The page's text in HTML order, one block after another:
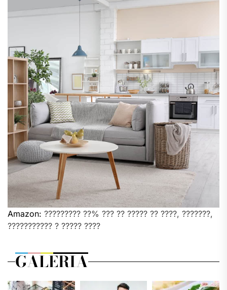
Amazon: ????????? ??% ??? ?? ????? ?? ????, ???????,
??????????? ? ????? ????
GALERIA